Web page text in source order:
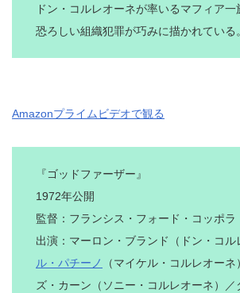
ドン・コルレオーネが率いるマフィア一
恐ろしい組織犯罪が巧みに描かれている。
Amazonプライムビデオで観る
『ゴッドファーザー』
1972年公開
監督：フランシス・フォード・コッポラ
出演：マーロン・ブランド（ドン・コル
ル・パチーノ
（マイケル・コルレオー
ズ・カーン（ソニー・コルレオーネ）／